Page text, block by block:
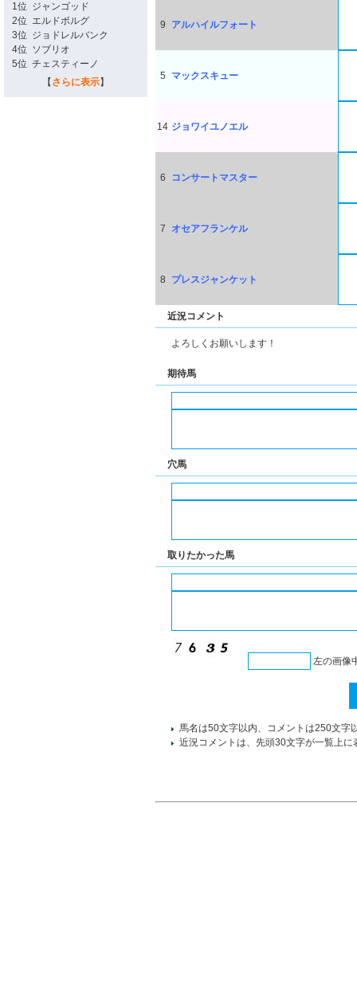
1位 ジャンゴッド
2位 エルドボルグ
3位 ジョドレルバンク
4位 ソブリオ
5位 チェスティーノ
【 さらに表示】
9 アルハイルフォート
5 マックスキュー
14 ジョワイユノエル
6 コンサートマスター
7 オセアフランケル
8 プレスジャンケット
近況コメント
よろしくお願いします！
期待馬
穴馬
取りたかった馬
左の画像
馬名は50文字以内、コメントは250文字
近況コメントは、先頭30文字が一覧上に